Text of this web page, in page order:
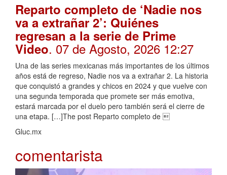
Reparto completo de ‘Nadie nos
va a extrañar 2’: Quiénes
regresan a la serie de Prime
Video. 07 de Agosto, 2026 12:27
Una de las series mexicanas más importantes de los últimos
años está de regreso, Nadie nos va a extrañar 2. La historia
que conquistó a grandes y chicos en 2024 y que vuelve con
una segunda temporada que promete ser más emotiva,
estará marcada por el duelo pero también será el cierre de
una etapa. […]The post Reparto completo de 
Gluc.mx
comentarista